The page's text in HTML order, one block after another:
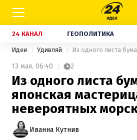
24 КАНАЛ ГЕОПОЛИТИКА
Идеи Удивляй
13 мая, 06:40 2
Из одного листа
японская
невероятных
Иванна Кутнив